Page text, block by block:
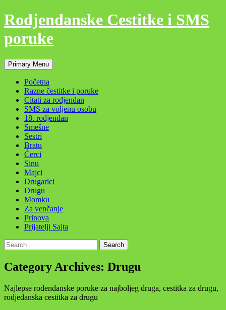
Skip
to
Rodjendanske Cestitke i SMS
poruke
Search
Primary Menu
Početna
Razne čestitke i poruke
Citati za rodjendan
SMS za voljenu osobu
18. rodjendan
Smešne
Sestri
Bratu
Ćerci
Sinu
Majci
Drugarici
Drugu
Momku
Za venčanje
Prinova
Prijatelji Sajta
Search
for:
Category Archives: Drugu
Najlepse rođendanske poruke za najboljeg druga, cestitka za drugu,
rodjedanska cestitka za drugu